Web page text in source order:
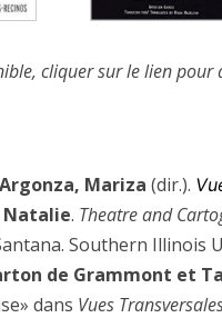
DE HECHO… (2013)
VERDE PODRIDO ES EL COLOR
(2010)
cliquer sur le lien pour
Mariza (dir.).
Natalie. Theatre and
Southern Illinois
de Grammont et
dans Vues